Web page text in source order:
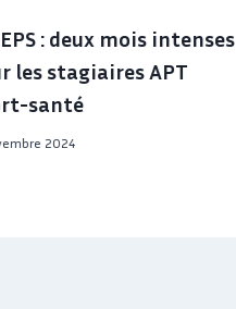
: deux mois intenses
les stagiaires APT
santé
2024